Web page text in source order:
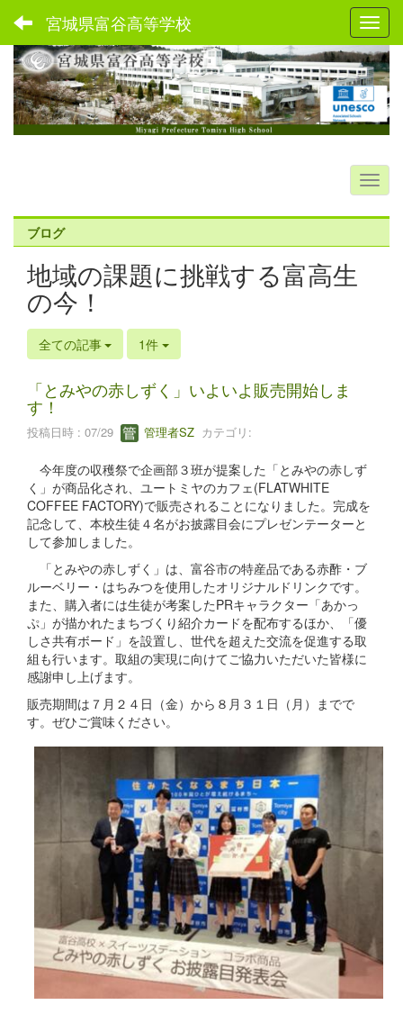
宮城県富谷高等学校
ブログ
地域の課題に挑戦する富高生
の今！
全ての記事 1件
「とみやの赤しずく」いよいよ販売開始しま
す！
投稿日時 : 07/29 管理者SZ カテゴリ:
今年度の収穫祭で企画部３班が提案した「とみやの赤しず
く」が商品化され、ユートミヤのカフェ(FLATWHITE
COFFEE FACTORY)で販売されることになりました。完成を
記念して、本校生徒４名がお披露目会にプレゼンテーターと
して参加しました。
「とみやの赤しずく」は、富谷市の特産品である赤酢・ブ
ルーベリー・はちみつを使用したオリジナルドリンクです。
また、購入者には生徒が考案したPRキャラクター「あかっ
ぷ」が描かれたまちづくり紹介カードを配布するほか、「優
しさ共有ボード」を設置し、世代を超えた交流を促進する取
組も行います。取組の実現に向けてご協力いただいた皆様に
感謝申し上げます。
販売期間は７月２４日（金）から８月３１日（月）までで
す。ぜひご賞味ください。